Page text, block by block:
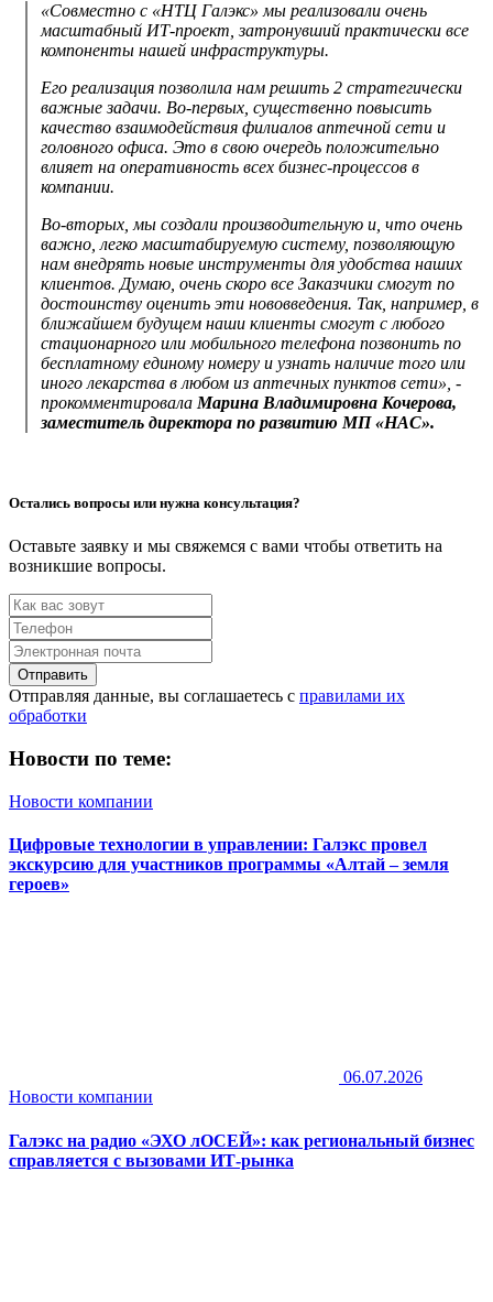
«Совместно с «НТЦ Галэкс» мы реализовали очень
масштабный ИТ-проект, затронувший практически все
компоненты нашей инфраструктуры.
Его реализация позволила нам решить 2 стратегически
важные задачи. Во-первых, существенно повысить
качество взаимодействия филиалов аптечной сети и
головного офиса. Это в свою очередь положительно
влияет на оперативность всех бизнес-процессов в
компании.
Во-вторых, мы создали производительную и, что очень
важно, легко масштабируемую систему, позволяющую
нам внедрять новые инструменты для удобства наших
клиентов. Думаю, очень скоро все Заказчики смогут по
достоинству оценить эти нововведения. Так, например, в
ближайшем будущем наши клиенты смогут с любого
стационарного или мобильного телефона позвонить по
бесплатному единому номеру и узнать наличие того или
иного лекарства в любом из аптечных пунктов сети», -
прокомментировала Марина Владимировна Кочерова,
заместитель директора по развитию МП «НАС».
Остались вопросы или нужна консультация?
Оставьте заявку и мы свяжемся с вами чтобы ответить на
возникшие вопросы.
Отправить
Отправляя данные, вы соглашаетесь с правилами их
обработки
Новости по теме:
Новости компании
Цифровые технологии в управлении: Галэкс провел
экскурсию для участников программы «Алтай – земля
героев»
06.07.2026
Новости компании
Галэкс на радио «ЭХО лОСЕЙ»: как региональный бизнес
справляется с вызовами ИТ-рынка